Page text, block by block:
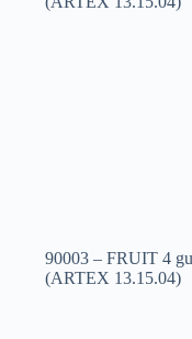
90003 – FRUIT 4
(ARTEX 13.15.04)